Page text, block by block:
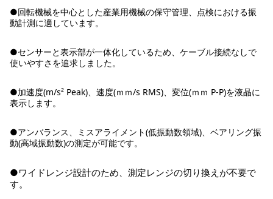
●回転機械を中心とした産業用機械の保守管理、点検における振
動計測に適しています。
●センサーと表示部が一体化しているため、ケーブル接続なしで
使いやすさを追求しました。
●加速度(m/s² Peak)、速度(ｍｍ/s RMS)、変位(ｍｍ P-P)を液晶に
表示します。
●アンバランス、ミスアライメント(低振動数領域)、ベアリング振
動(高域振動数)の測定が可能です。
●ワイドレンジ設計のため、測定レンジの切り換えが不要で
す。